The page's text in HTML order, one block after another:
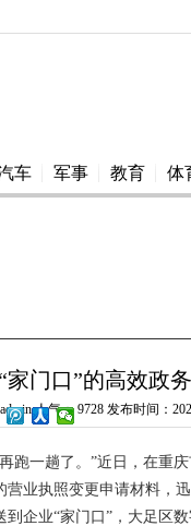
车 军事 教育 体
家门口”的高效政
人气： 9728 发布时间：
跑一趟了。”近日，在重
业执照变更申请材料，
企业“家门口”，大足区